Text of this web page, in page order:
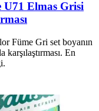
U71 Elmas Grisi
Füme Gri set boyanın
karşılaştırması. En